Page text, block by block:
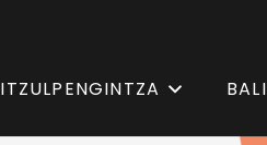
ITZULPENGINTZA